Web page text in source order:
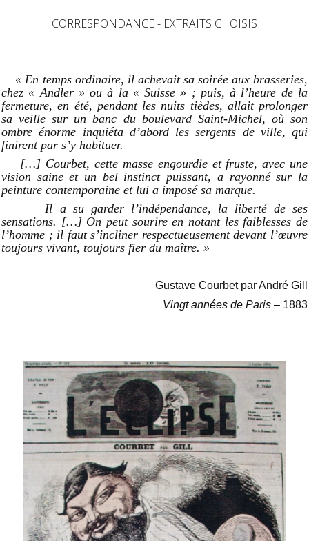
CORRESPONDANCE - EXTRAITS CHOISIS
« En temps ordinaire, il achevait sa soirée aux brasseries,
chez « Andler »ou à la « Suisse » ; puis, à l’heure de la
fermeture, en été, pendant les nuits tièdes, allait prolonger
sa veille sur un banc du boulevard Saint-Michel, où son
ombre énorme inquiéta d’abord les sergents de ville, qui
finirent par s’y habituer.
[…] Courbet, cette masse engourdie et fruste, avec une
vision saine et un bel instinct puissant, a rayonné sur la
peinture contemporaine et lui a imposé sa marque.
Il a su garder l’indépendance, la liberté de ses
sensations. […] On peut sourire en notant les faiblesses de
l’homme ; il faut s’incliner respectueusement devant l’œuvre
toujours vivant, toujours fier du maître. »
Gustave Courbet par André Gill
Vingt années de Paris – 1883